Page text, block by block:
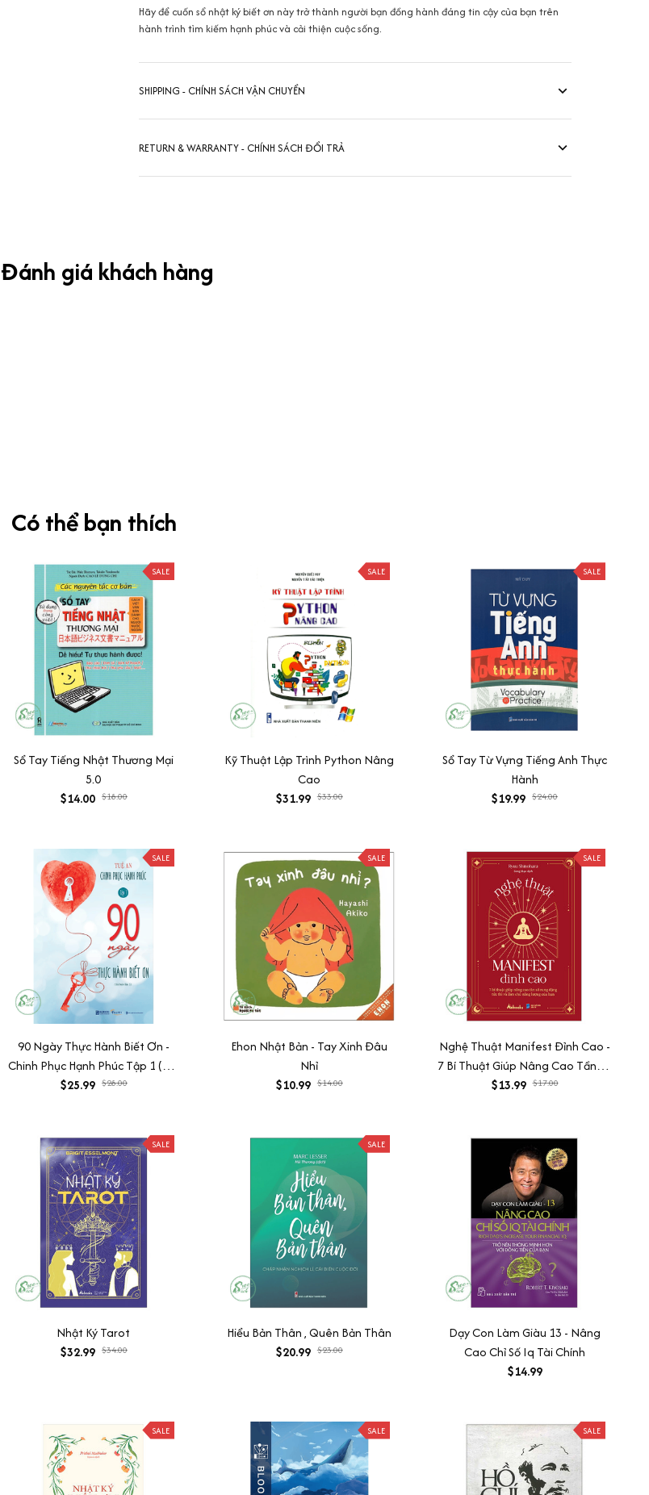
Hãy để cuốn sổ nhật ký biết ơn này trở thành người bạn đồng hành đáng tin cậy của bạn trên
hành trình tìm kiếm hạnh phúc và cải thiện cuộc sống.
SHIPPING - CHÍNH SÁCH VẬN CHUYỂN
RETURN & WARRANTY - CHÍNH SÁCH ĐỔI TRẢ
Đánh giá khách hàng
Có thể bạn thích
SALE
Sổ Tay Tiếng Nhật Thương Mại
5.0
$14.00 $18.00
SALE
Kỹ Thuật Lập Trình Python Nâng
Cao
$31.99 $33.00
SALE
Sổ Tay Từ Vựng Tiếng Anh Thực
Hành
$19.99 $24.00
SALE
90 Ngày Thực Hành Biết Ơn -
Chinh Phục Hạnh Phúc Tập 1 (Tái
bản 2021)
$25.99 $28.00
SALE
Ehon Nhật Bản - Tay Xinh Đâu
Nhỉ
$10.99 $14.00
SALE
Nghệ Thuật Manifest Đỉnh Cao -
7 Bí Thuật Giúp Nâng Cao Tần Số
Rung Động Tức Thì Và Làm Chủ
$13.99 $17.00
SALE
Nhật Ký Tarot
$32.99 $34.00
SALE
Hiểu Bản Thân , Quên Bản Thân
$20.99 $23.00
Dạy Con Làm Giàu 13 - Nâng
Cao Chỉ Số Iq Tài Chính
$14.99
SALE SALE SALE